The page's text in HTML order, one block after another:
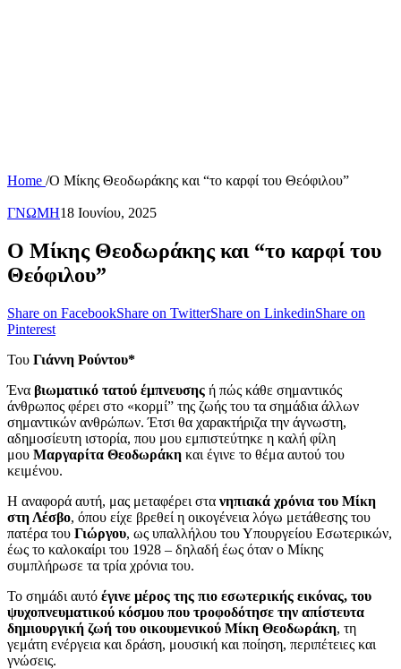
Home /Ο Μίκης Θεοδωράκης και “το καρφί του Θεόφιλου”
ΓΝΩΜΗ18 Ιουνίου, 2025
Ο Μίκης Θεοδωράκης και “το καρφί του
Θεόφιλου”
Share on FacebookShare on TwitterShare on LinkedinShare on
Pinterest
Του Γιάννη Ρούντου*
Ένα βιωματικό τατού έμπνευσης ή πώς κάθε σημαντικός
άνθρωπος φέρει στο «κορμί” της ζωής του τα σημάδια άλλων
σημαντικών ανθρώπων. Έτσι θα χαρακτήριζα την άγνωστη,
αδημοσίευτη ιστορία, που μου εμπιστεύτηκε η καλή φίλη
μου Μαργαρίτα Θεοδωράκη και έγινε το θέμα αυτού του
κειμένου.
Η αναφορά αυτή, μας μεταφέρει στα νηπιακά χρόνια του Μίκη
στη Λέσβο, όπου είχε βρεθεί η οικογένεια λόγω μετάθεσης του
πατέρα του Γιώργου, ως υπαλλήλου του Υπουργείου Εσωτερικών,
έως το καλοκαίρι του 1928 – δηλαδή έως όταν ο Μίκης
συμπλήρωσε τα τρία χρόνια του.
Το σημάδι αυτό έγινε μέρος της πιο εσωτερικής εικόνας, του
ψυχοπνευματικού κόσμου που τροφοδότησε την απίστευτα
δημιουργική ζωή του οικουμενικού Μίκη Θεοδωράκη, τη
γεμάτη ενέργεια και δράση, μουσική και ποίηση, περιπέτειες και
γνώσεις.